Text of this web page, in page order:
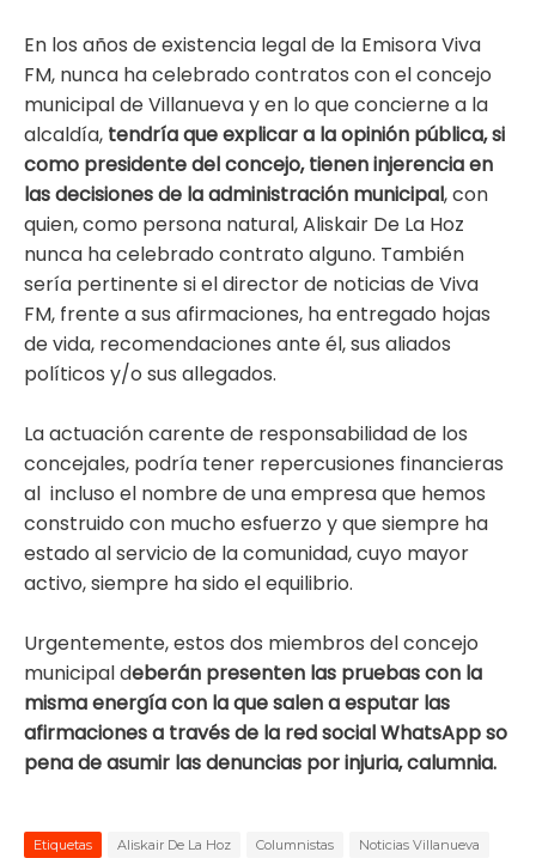
En los años de existencia legal de la Emisora Viva
FM, nunca ha celebrado contratos con el concejo
municipal de Villanueva y en lo que concierne a la
alcaldía, tendría que explicar a la opinión pública, si
como presidente del concejo, tienen injerencia en
las decisiones de la administración municipal, con
quien, como persona natural, Aliskair De La Hoz
nunca ha celebrado contrato alguno. También
sería pertinente si el director de noticias de Viva
FM, frente a sus afirmaciones, ha entregado hojas
de vida, recomendaciones ante él, sus aliados
políticos y/o sus allegados.
La actuación carente de responsabilidad de los
concejales, podría tener repercusiones financieras
al incluso el nombre de una empresa que hemos
construido con mucho esfuerzo y que siempre ha
estado al servicio de la comunidad, cuyo mayor
activo, siempre ha sido el equilibrio.
Urgentemente, estos dos miembros del concejo
municipal deberán presenten las pruebas con la
misma energía con la que salen a esputar las
afirmaciones a través de la red social WhatsApp so
pena de asumir las denuncias por injuria, calumnia.
Etiquetas Aliskair De La Hoz Columnistas Noticias Villanueva